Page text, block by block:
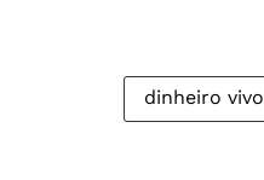
dinheiro vivo